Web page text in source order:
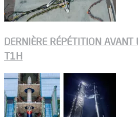
DERNIÈRE RÉPÉTITION AVANT
T1H